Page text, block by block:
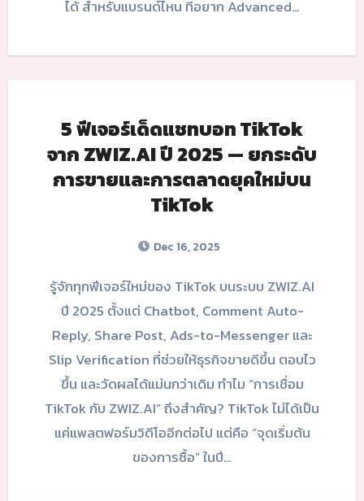
ได้ สำหรับแบรนด์ไหน ที่อยาก Advanced…
5 ฟีเจอร์เด็ดแชทบอท TikTok
จาก ZWIZ.AI ปี 2025 — ยกระดับ
การขายและการตลาดยุคใหม่บน
TikTok
Dec 16, 2025
รู้จักทุกฟีเจอร์ใหม่ของ TikTok บนระบบ ZWIZ.AI
ปี 2025 ตั้งแต่ Chatbot, Comment Auto-
Reply, Share Post, Ads-to-Messenger และ
Slip Verification ที่ช่วยให้ธุรกิจขายดีขึ้น ตอบไว
ขึ้น และวัดผลได้แม่นกว่าเดิม ทำไม “การเชื่อม
TikTok กับ ZWIZ.AI” ถึงสำคัญ? TikTok ไม่ได้เป็น
แค่แพลตฟอร์มวิดีโออีกต่อไป แต่คือ “จุดเริ่มต้น
ของการซื้อ” ในปี…